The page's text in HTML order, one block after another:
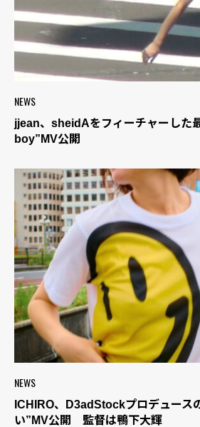
NEWS
jjean、sheidAをフィーチャーした
boy”MV公開
NEWS
ICHIRO、D3adStockプロデュース
い”MV公開 監督は鴨下大輝